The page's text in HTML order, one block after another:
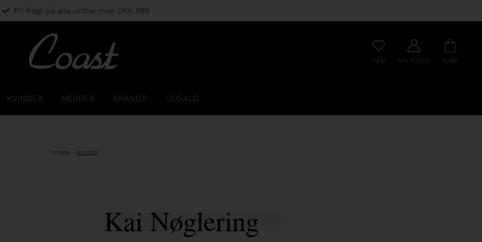
Fri fragt på alle ordrer over DKK 499
GEM MIN KONTO KURV
KVINDER HERRER BRANDS UDSALG
Forside - Kvinder
Kai Nøglering